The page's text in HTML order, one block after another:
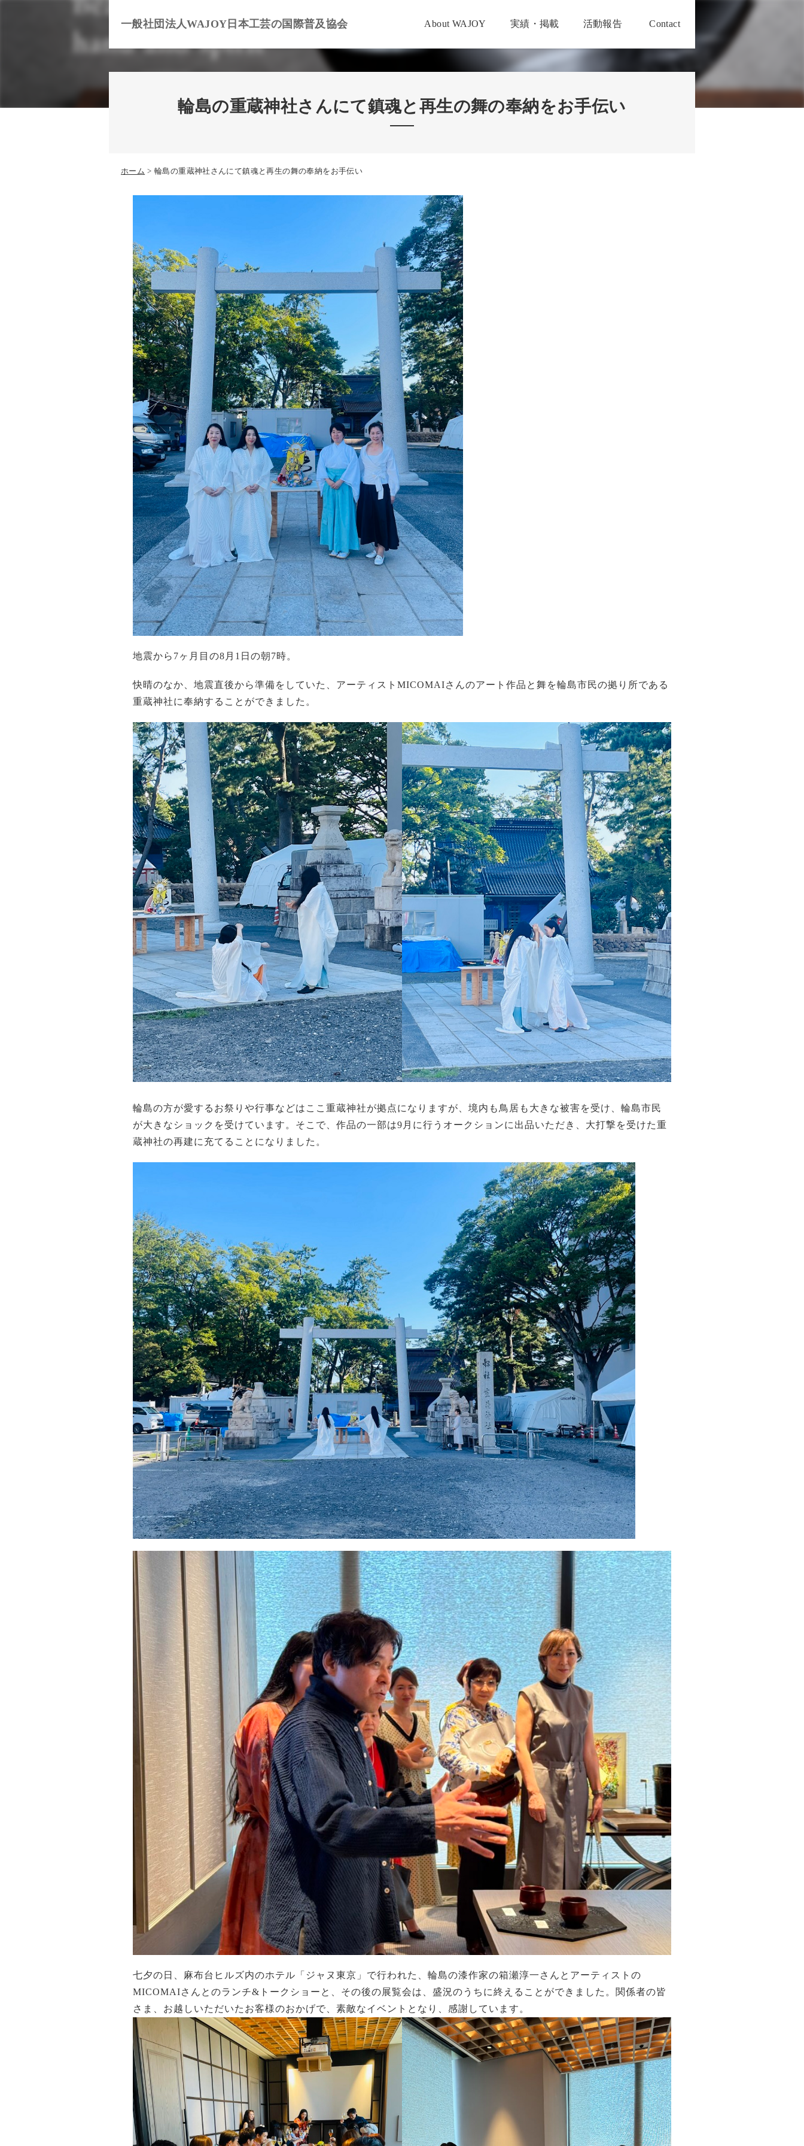
一般社団法人WAJOY日本工芸の国際普及協会 About WAJOY 実績・掲載 活動報告 Contact
輪島の重蔵神社さんにて鎮魂と再生の舞の奉納をお手伝い
ホーム 輪島の重蔵神社さんにて鎮魂と再生の舞の奉納をお手伝い
地震から7ヶ月目の8月1日の朝7時。
快晴のなか、地震直後から準備をしていた、アーティストMICOMAIさんのアート作品と舞を輪島市民の拠り所である
重蔵神社に奉納することができました。
輪島の方が愛するお祭りや行事などはここ重蔵神社が拠点になりますが、境内も鳥居も大きな被害を受け、輪島市民
が大きなショックを受けています。そこで、作品の一部は9月に行うオークションに出品いただき、大打撃を受けた重
蔵神社の再建に充てることになりました。
七夕の日、麻布台ヒルズ内のホテル「ジャヌ東京」で行われた、輪島の漆作家の箱瀬淳一さんとアーティストの
MICOMAIさんとのランチ&トークショーと、その後の展覧会は、盛況のうちに終えることができました。関係者の皆
さま、お越しいただいたお客様のおかげで、素敵なイベントとなり、感謝しています。